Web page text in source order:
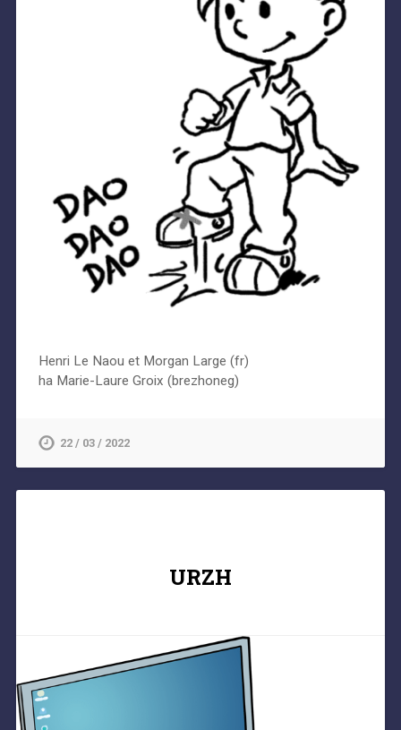
Henri Le Naou et Morgan Large (fr)
ha Marie-Laure Groix (brezhoneg)
22 / 03 / 2022
URZH